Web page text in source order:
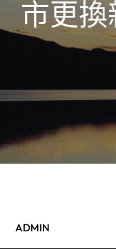
市更
ADMIN